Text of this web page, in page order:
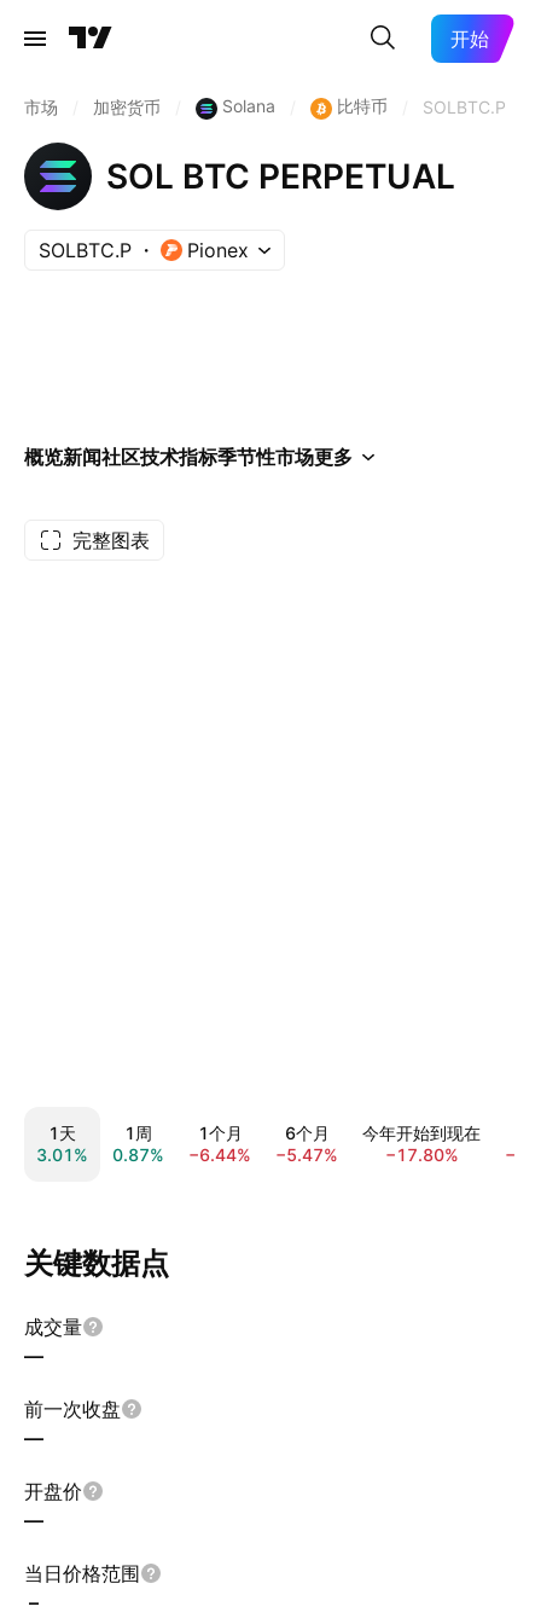
开始
市场 加密货币 Solana 比特币 SOLBTC.P
SOL BTC PERPETUAL
SOLBTC.P Pionex
概览新闻社区技术指标季节性市场更多
完整图表
1天
3.01%
1周
0.87%
1个月
−6.44%
6个月
−5.47%
今年开始到现在
−17.80%
关键数据点
成交量
—
前一次收盘
—
开盘价
—
当日价格范围
–